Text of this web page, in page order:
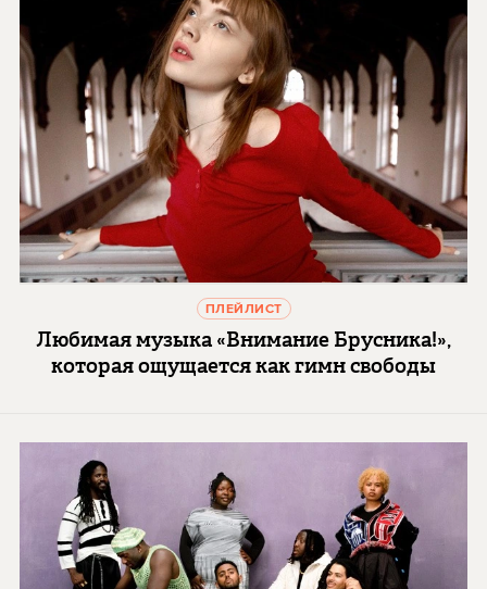
ПЛЕЙЛИСТ
Любимая музыка «Внимание Брусника!»,
которая ощущается как гимн свободы